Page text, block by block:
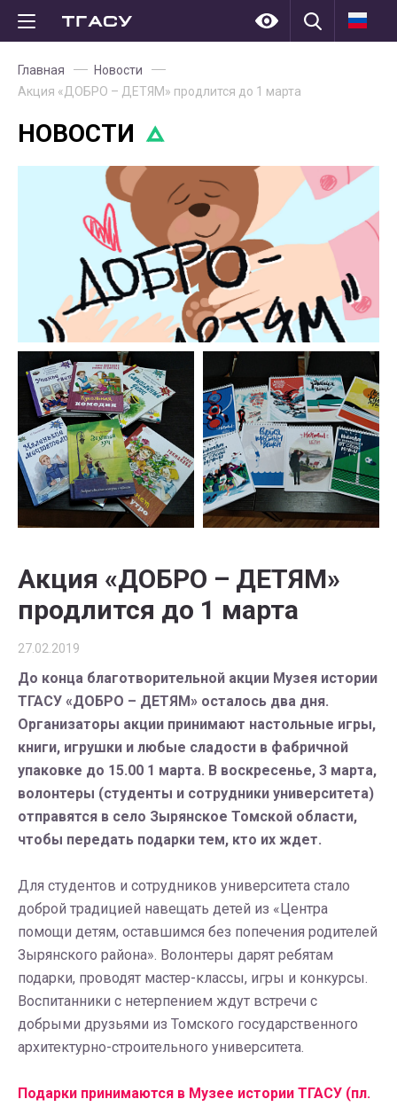
Главная
Новости
Акция «ДОБРО – ДЕТЯМ» продлится до 1 марта
НОВОСТИ
Акция «ДОБРО – ДЕТЯМ»
продлится до 1 марта
27.02.2019
До конца благотворительной акции Музея истории
ТГАСУ «ДОБРО – ДЕТЯМ» осталось два дня.
Организаторы акции принимают настольные игры,
книги, игрушки и любые сладости в фабричной
упаковке до 15.00 1 марта. В воскресенье, 3 марта,
волонтеры (студенты и сотрудники университета)
отправятся в село Зырянское Томской области,
чтобы передать подарки тем, кто их ждет.
Для студентов и сотрудников университета стало
доброй традицией навещать детей из «Центра
помощи детям, оставшимся без попечения родителей
Зырянского района». Волонтеры дарят ребятам
подарки, проводят мастер-классы, игры и конкурсы.
Воспитанники с нетерпением ждут встречи с
добрыми друзьями из Томского государственного
архитектурно-строительного университета.
Подарки принимаются в Музее истории ТГАСУ (пл.